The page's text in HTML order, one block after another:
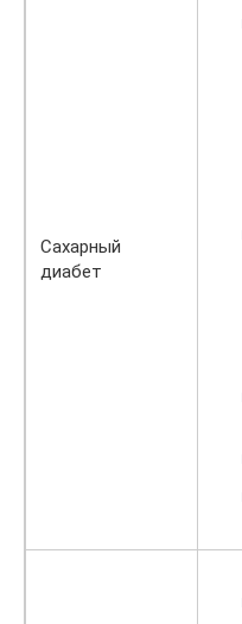
Сахарный
диабет